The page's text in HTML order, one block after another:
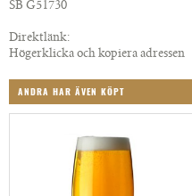
SB G51730
Direktlänk:
Högerklicka och kopiera adressen
ANDRA HAR ÄVEN KÖPT